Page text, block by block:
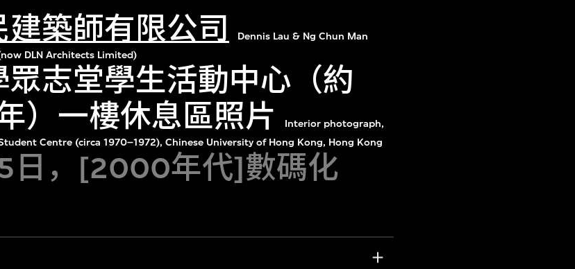
築師有限公司
Dennis Lau & Ng Chun Man
DLN Architects Limited)
志堂學生活動中心（約
）一樓休息區照片
Interior photograph,
Centre (circa 1970–1972), Chinese University of Hong Kong, Hong Kong
日，[2000年代]數碼化